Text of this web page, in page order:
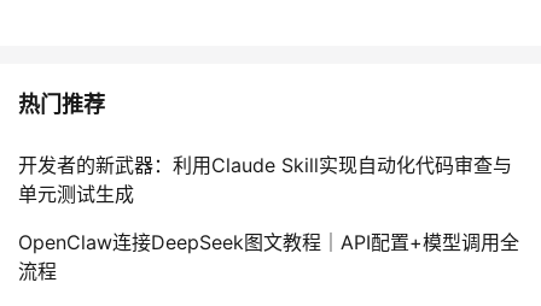
热门推荐
开发者的新武器：利用Claude Skill实现自动化代码审查与
单元测试生成
OpenClaw连接DeepSeek图文教程｜API配置+模型调用全
流程